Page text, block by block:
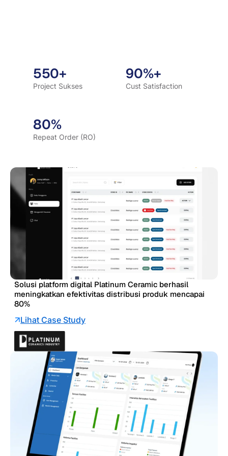
550+
Project Sukses
90%+
Cust Satisfaction
80%
Repeat Order (RO)
Solusi platform digital Platinum Ceramic berhasil
meningkatkan efektivitas distribusi produk mencapai
80%
Lihat Case Study